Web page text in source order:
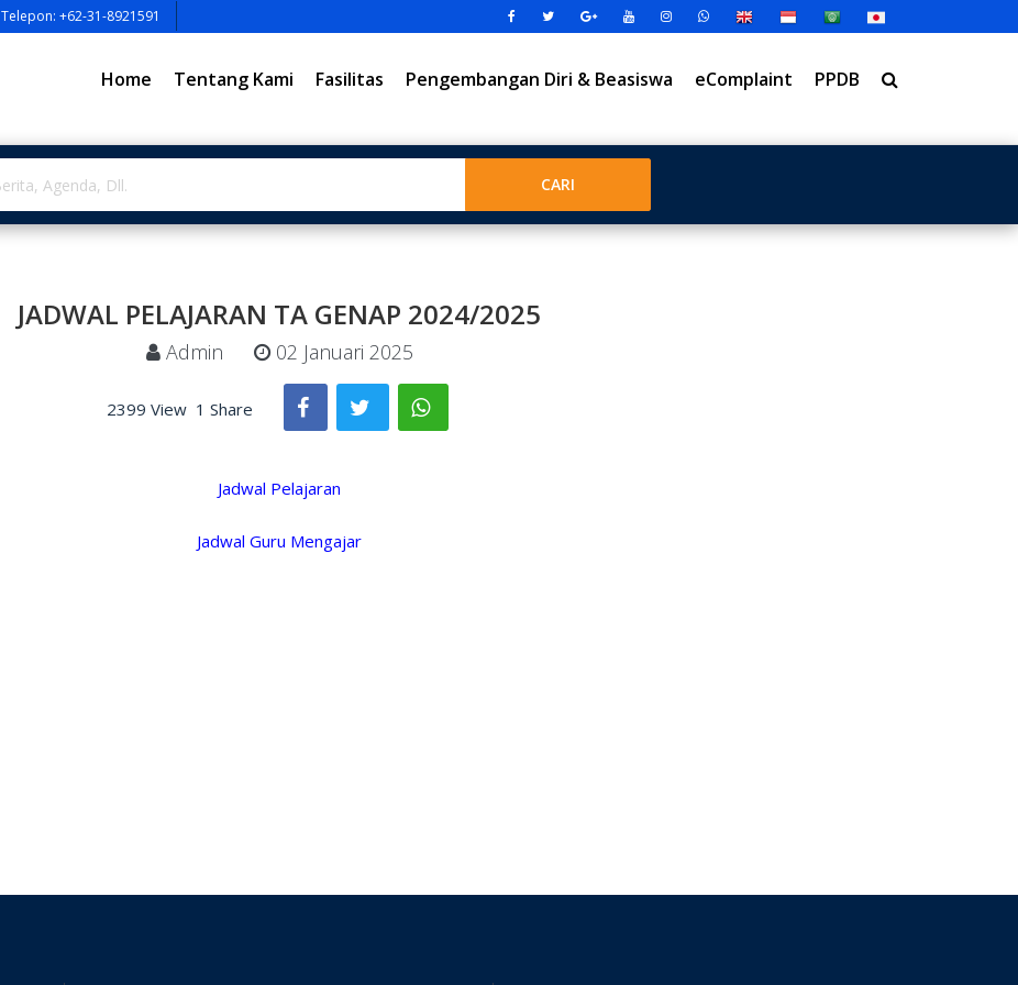
Telepon: +62-31-8921591
Home Tentang Kami Fasilitas Pengembangan Diri & Beasiswa eComplaint PPDB
JADWAL PELAJARAN TA GENAP 2024/2025
Admin 02 Januari 2025
2399 View 1 Share
Jadwal Pelajaran
Jadwal Guru Mengajar